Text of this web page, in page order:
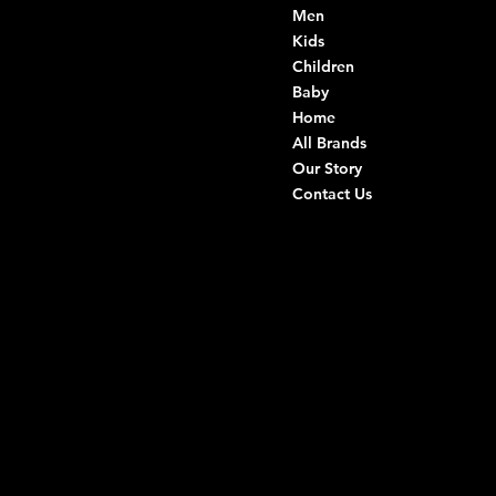
Men
Kids
Children
Baby
Home
All Brands
Our Story
Contact Us